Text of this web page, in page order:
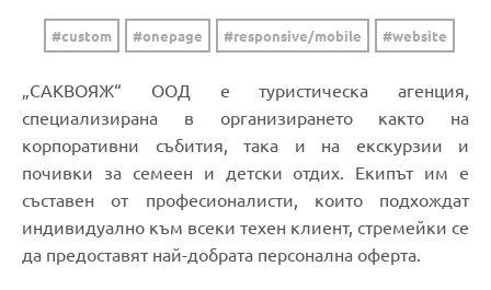
custom onepage responsive/mobile website
„САКВОЯЖ“ ООД е туристическа агенция,
специализирана в организирането както на
корпоративни събития, така и на екскурзии и
почивки за семеен и детски отдих. Екипът им е
съставен от професионалисти, които подхождат
индивидуално към всеки техен клиент, стремейки се
да предоставят най-добрата персонална оферта.